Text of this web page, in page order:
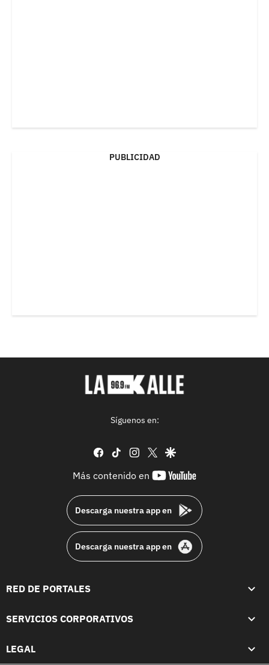
PUBLICIDAD
Síguenos en:
facebook
tiktok instagram
twittergoogle
Más contenido en
youtube-
Descarga nuestra app en
Descarga nuestra app en
RED DE PORTALES
SERVICIOS CORPORATIVOS
LEGAL